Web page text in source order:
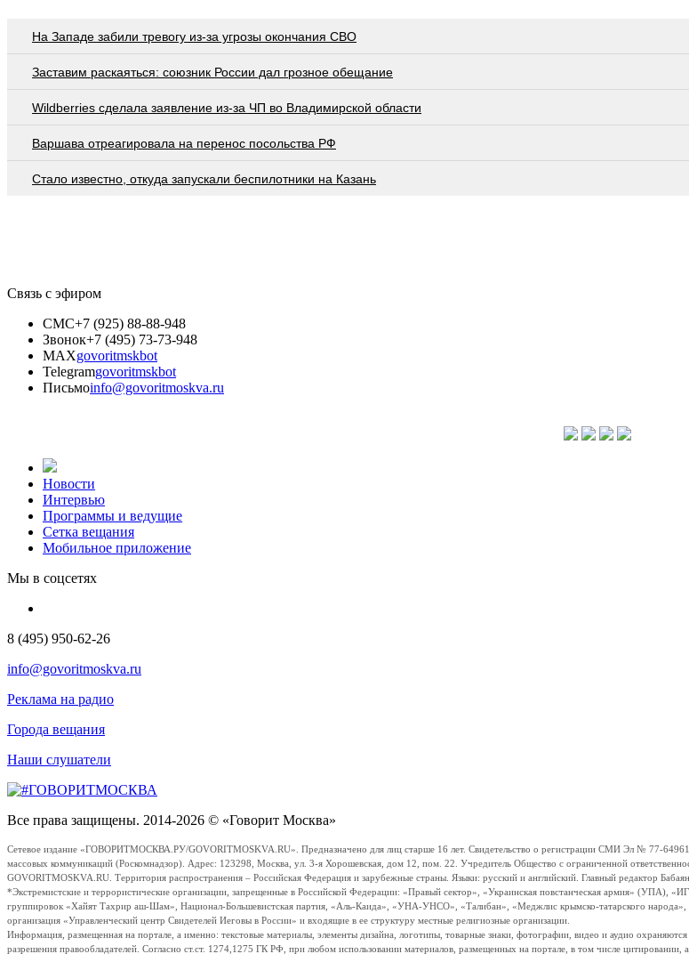
На Западе забили тревогу из-за угрозы окончания СВО
Заставим раскаяться: союзник России дал грозное обещание
Wildberries cделала заявление из-за ЧП во Владимирской области
Варшава отреагировала на перенос посольства РФ
Стало известно, откуда запускали беспилотники на Казань
Связь с эфиром
СМС+7 (925) 88-88-948
Звонок+7 (495) 73-73-948
MAXgovoritmskbot
Telegramgovoritmskbot
Письмоinfo@govoritmoskva.ru
Новости
Интервью
Программы и ведущие
Сетка вещания
Мобильное приложение
Мы в соцсетях
8 (495) 950-62-26
info@govoritmoskva.ru
Реклама на радио
Города вещания
Наши слушатели
Все права защищены. 2014-2026 © «Говорит Москва»
Сетевое издание «ГОВОРИТМОСКВА.РУ/GOVORITMOSKVA.RU». Предназначено для лиц старше 16 лет. Свидетельство о регистрации СМИ Эл № 77-
массовых коммуникаций (Роскомнадзор). Адрес: 123298, Москва, ул. 3-я Хорошевская, дом 12, пом. 22. Учредитель Общество с ограниченной
GOVORITMOSKVA.RU. Территория распространения – Российская Федерация и зарубежные страны. Языки: русский и английский. Главный редактор
*Экстремистские и террористические организации, запрещенные в Российской Федерации: «Правый сектор», «Украинская повстанческая армия»
группировок «Хайят Тахрир аш-Шам», Национал-Большевистская партия, «Аль-Каида», «УНА-УНСО», «Талибан», «Меджлис крымско-татарского
организация «Управленческий центр Свидетелей Иеговы в России» и входящие в ее структуру местные религиозные организации.
Информация, размещенная на портале, а именно: текстовые материалы, элементы дизайна, логотипы, товарные знаки, фотографии, видео и аудио
разрешения правообладателей. Согласно ст.ст. 1274,1275 ГК РФ, при любом использовании материалов, размещенных на портале, в том числе цитировании,